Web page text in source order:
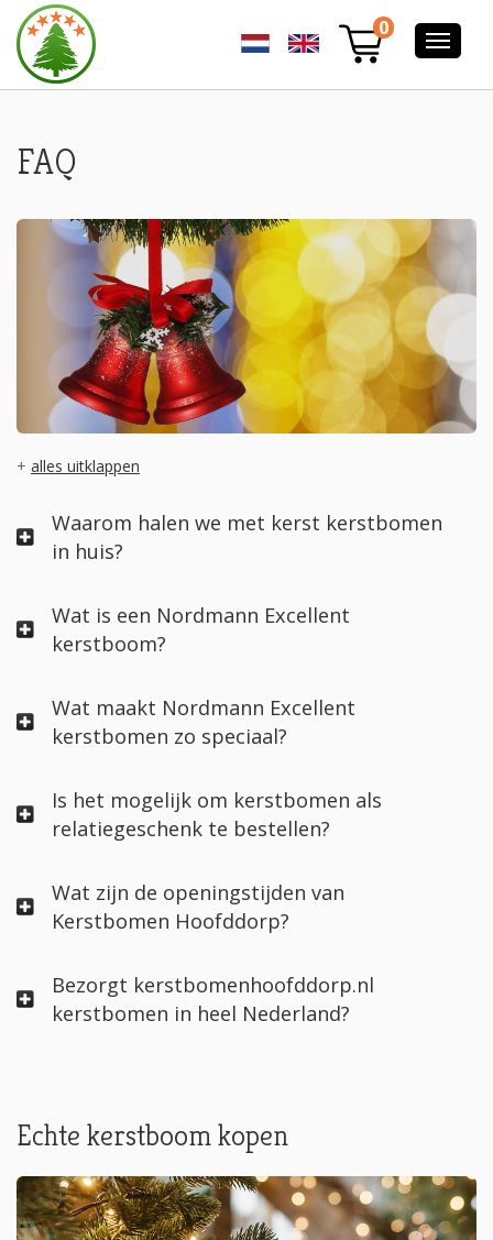
0
FAQ
+ alles uitklappen
Waarom halen we met kerst kerstbomen
in huis?
Wat is een Nordmann Excellent
kerstboom?
Wat maakt Nordmann Excellent
kerstbomen zo speciaal?
Is het mogelijk om kerstbomen als
relatiegeschenk te bestellen?
Wat zijn de openingstijden van
Kerstbomen Hoofddorp?
Bezorgt kerstbomenhoofddorp.nl
kerstbomen in heel Nederland?
Echte kerstboom kopen